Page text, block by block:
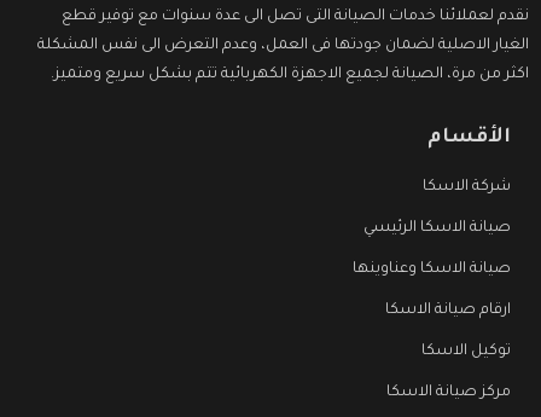
نقدم لعملائنا خدمات الصيانة التى تصل الى عدة سنوات مع توفير قطع
الغيار الاصلية لضمان جودتها فى العمل، وعدم التعرض الى نفس المشكلة
اكثر من مرة، الصيانة لجميع الاجهزة الكهربائية تتم بشكل سريع ومتميز.
الأقسام
شركة الاسكا
صيانة الاسكا الرئيسي
صيانة الاسكا وعناوينها
ارقام صيانة الاسكا
توكيل الاسكا
مركز صيانة الاسكا